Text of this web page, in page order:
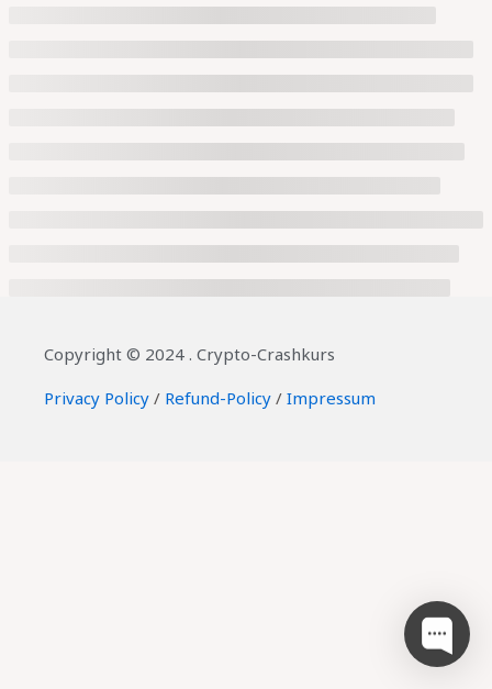
Copyright © 2024 . Crypto-Crashkurs
Privacy Policy / Refund-Policy / Impressum